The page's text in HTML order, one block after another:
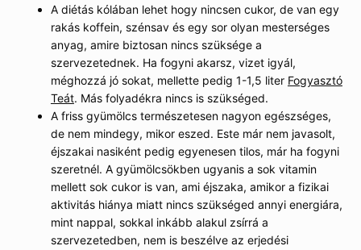
A diétás kólában lehet hogy nincsen cukor, de van egy
rakás koffein, szénsav és egy sor olyan mesterséges
anyag, amire biztosan nincs szüksége a
szervezetednek. Ha fogyni akarsz, vizet igyál,
méghozzá jó sokat, mellette pedig 1-1,5 liter Fogyasztó
Teát. Más folyadékra nincs is szükséged.
A friss gyümölcs természetesen nagyon egészséges,
de nem mindegy, mikor eszed. Este már nem javasolt,
éjszakai nasiként pedig egyenesen tilos, már ha fogyni
szeretnél. A gyümölcsökben ugyanis a sok vitamin
mellett sok cukor is van, ami éjszaka, amikor a fizikai
aktivitás hiánya miatt nincs szükséged annyi energiára,
mint nappal, sokkal inkább alakul zsírrá a
szervezetedben, nem is beszélve az erjedési